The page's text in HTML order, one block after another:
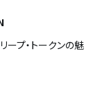
ープ・トークンの魅